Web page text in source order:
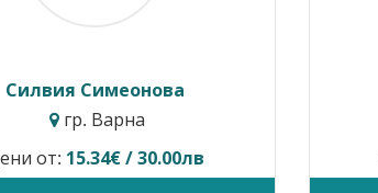
Ивайло
Временно не